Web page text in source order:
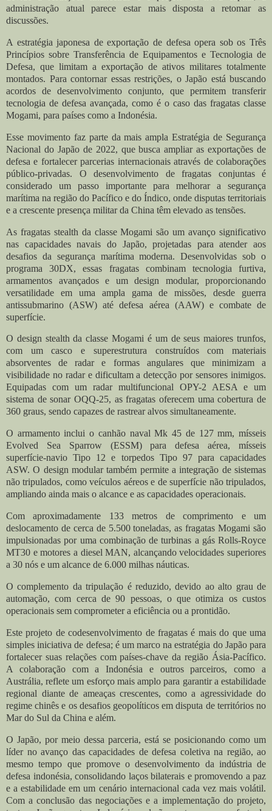
administração atual parece estar mais disposta a retomar as
discussões.
A estratégia japonesa de exportação de defesa opera sob os Três
Princípios sobre Transferência de Equipamentos e Tecnologia de
Defesa, que limitam a exportação de ativos militares totalmente
montados. Para contornar essas restrições, o Japão está buscando
acordos de desenvolvimento conjunto, que permitem transferir
tecnologia de defesa avançada, como é o caso das fragatas classe
Mogami, para países como a Indonésia.
Esse movimento faz parte da mais ampla Estratégia de Segurança
Nacional do Japão de 2022, que busca ampliar as exportações de
defesa e fortalecer parcerias internacionais através de colaborações
público-privadas. O desenvolvimento de fragatas conjuntas é
considerado um passo importante para melhorar a segurança
marítima na região do Pacífico e do Índico, onde disputas territoriais
e a crescente presença militar da China têm elevado as tensões.
As fragatas stealth da classe Mogami são um avanço significativo
nas capacidades navais do Japão, projetadas para atender aos
desafios da segurança marítima moderna. Desenvolvidas sob o
programa 30DX, essas fragatas combinam tecnologia furtiva,
armamentos avançados e um design modular, proporcionando
versatilidade em uma ampla gama de missões, desde guerra
antissubmarino (ASW) até defesa aérea (AAW) e combate de
superfície.
O design stealth da classe Mogami é um de seus maiores trunfos,
com um casco e superestrutura construídos com materiais
absorventes de radar e formas angulares que minimizam a
visibilidade no radar e dificultam a detecção por sensores inimigos.
Equipadas com um radar multifuncional OPY-2 AESA e um
sistema de sonar OQQ-25, as fragatas oferecem uma cobertura de
360 graus, sendo capazes de rastrear alvos simultaneamente.
O armamento inclui o canhão naval Mk 45 de 127 mm, mísseis
Evolved Sea Sparrow (ESSM) para defesa aérea, mísseis
superfície-navio Tipo 12 e torpedos Tipo 97 para capacidades
ASW. O design modular também permite a integração de sistemas
não tripulados, como veículos aéreos e de superfície não tripulados,
ampliando ainda mais o alcance e as capacidades operacionais.
Com aproximadamente 133 metros de comprimento e um
deslocamento de cerca de 5.500 toneladas, as fragatas Mogami são
impulsionadas por uma combinação de turbinas a gás Rolls-Royce
MT30 e motores a diesel MAN, alcançando velocidades superiores
a 30 nós e um alcance de 6.000 milhas náuticas.
O complemento da tripulação é reduzido, devido ao alto grau de
automação, com cerca de 90 pessoas, o que otimiza os custos
operacionais sem comprometer a eficiência ou a prontidão.
Este projeto de codesenvolvimento de fragatas é mais do que uma
simples iniciativa de defesa; é um marco na estratégia do Japão para
fortalecer suas relações com países-chave da região Ásia-Pacífico.
A colaboração com a Indonésia e outros parceiros, como a
Austrália, reflete um esforço mais amplo para garantir a estabilidade
regional diante de ameaças crescentes, como a agressividade do
regime chinês e os desafios geopolíticos em disputa de territórios no
Mar do Sul da China e além.
O Japão, por meio dessa parceria, está se posicionando como um
líder no avanço das capacidades de defesa coletiva na região, ao
mesmo tempo que promove o desenvolvimento da indústria de
defesa indonésia, consolidando laços bilaterais e promovendo a paz
e a estabilidade em um cenário internacional cada vez mais volátil.
Com a conclusão das negociações e a implementação do projeto,